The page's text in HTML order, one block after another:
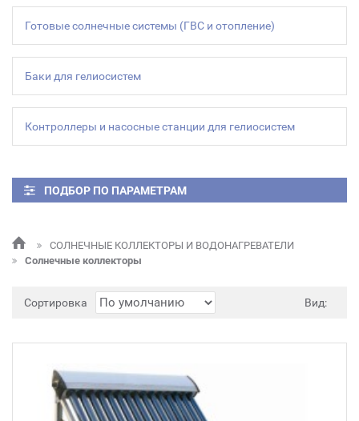
Готовые солнечные системы (ГВС и отопление)
Баки для гелиосистем
Контроллеры и насосные станции для гелиосистем
ПОДБОР ПО ПАРАМЕТРАМ
СОЛНЕЧНЫЕ КОЛЛЕКТОРЫ И ВОДОНАГРЕВАТЕЛИ
Солнечные коллекторы
Сортировка Вид: